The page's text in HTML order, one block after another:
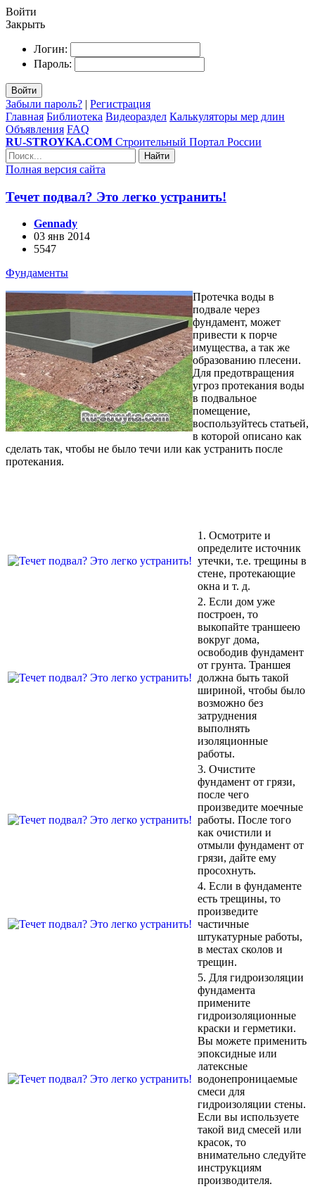
Войти
Закрыть
Логин:
Пароль:
Войти
Забыли пароль? | Регистрация
Главная Библиотека Видеораздел Калькуляторы мер длин
Объявления FAQ
RU-STROYKA.COM Строительный Портал России
Найти
Полная версия сайта
Течет подвал? Это легко устранить!
Gennady
03 янв 2014
5547
Фундаменты
Протечка воды в
подвале через
фундамент, может
привести к порче
имущества, а так же
образованию плесени.
Для предотвращения
угроз протекания воды
в подвальное
помещение,
воспользуйтесь статьей,
в которой описано как
сделать так, чтобы не было течи или как устранить после
протекания.
1. Осмотрите и
определите источник
утечки, т.е. трещины в
стене, протекающие
окна и т. д.
2. Если дом уже
построен, то
выкопайте траншеею
вокруг дома,
освободив фундамент
от грунта. Траншея
должна быть такой
шириной, чтобы было
возможно без
затруднения
выполнять
изоляционные
работы.
3. Очистите
фундамент от грязи,
после чего
произведите моечные
работы. После того
как очистили и
отмыли фундамент от
грязи, дайте ему
просохнуть.
4. Если в фундаменте
есть трещины, то
произведите
частичные
штукатурные работы,
в местах сколов и
трещин.
5. Для гидроизоляции
фундамента
примените
гидроизоляционные
краски и герметики.
Вы можете применить
эпоксидные или
латексные
водонепроницаемые
смеси для
гидроизоляции стены.
Если вы используете
такой вид смесей или
красок, то
внимательно следуйте
инструкциям
производителя.